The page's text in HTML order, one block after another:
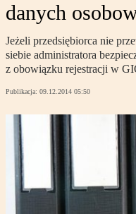
danych
Jeżeli przedsiębiorca nie
siebie administratora
z obowiązku rejestracji w
Publikacja: 09.12.2014 05:50